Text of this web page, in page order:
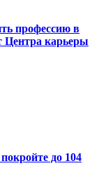
профессию в
Центра карьеры
до 104